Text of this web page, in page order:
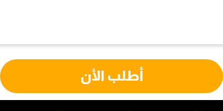
أطلب الأن